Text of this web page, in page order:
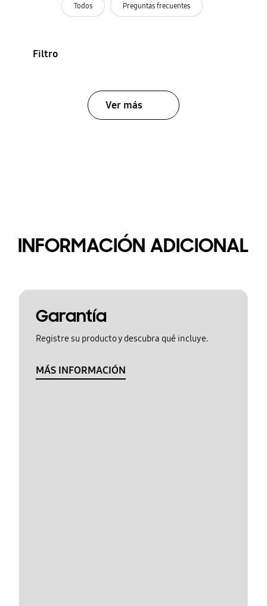
Todos Preguntas frecuentes
Filtro
Ver más
INFORMACIÓN ADICIONAL
Garantía
Registre su producto y descubra qué incluye.
MÁS INFORMACIÓN